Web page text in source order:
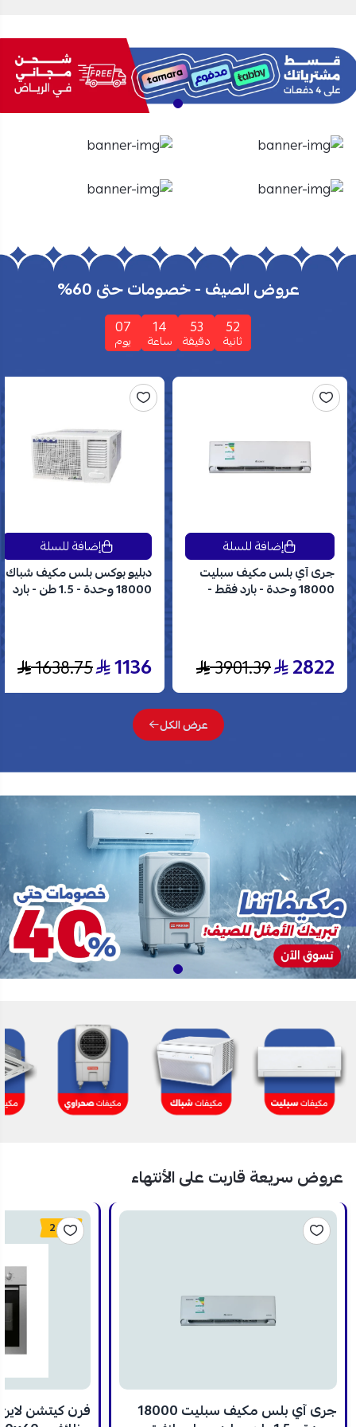
الأفران الشاشات
عروض الصيف - خصومات حتى 60%
52
ثانية
53
دقيقة
14
ساعة
07
يوم
جرى آي بلس مكيف سبليت
18000 وحدة - بارد فقط -
2822
3901.39
إضافة للسلة
دبليو بوكس بلس مكيف شباك
18000 وحدة - 1.5 طن - بارد
1136
1638.75
إضافة للسلة
عرض الكل
عروض سريعة قاربت على الأنتهاء
جرى آي بلس مكيف سبليت 18000
24%